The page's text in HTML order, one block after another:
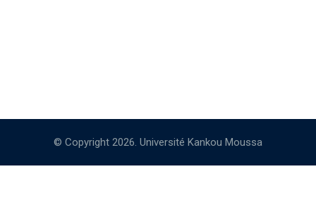
© Copyright 2026. Université Kankou Moussa